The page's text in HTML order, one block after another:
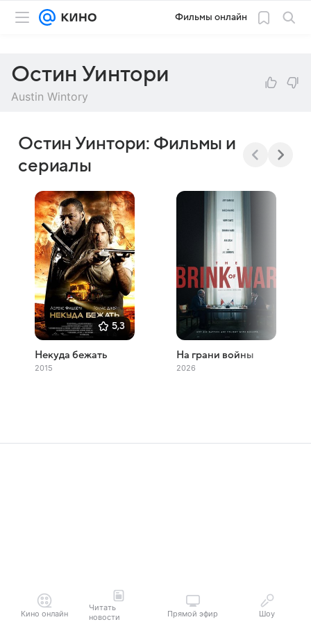
Фильмы онлайн
Остин Уинтори
Austin Wintory
Остин Уинтори: Фильмы и
сериалы
5,3
Некуда бежать
2015
На грани войны
2026
Кино онлайн
Читать
новости
Прямой эфир Шоу